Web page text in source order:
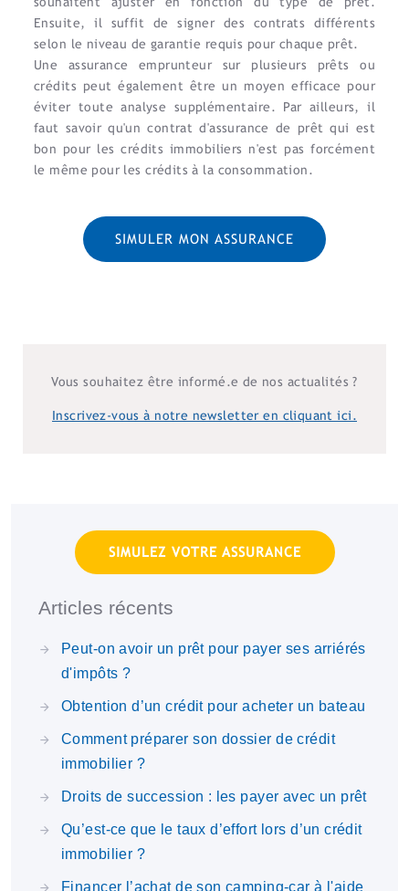
Ensuite, il suffit de signer des contrats différents
selon le niveau de garantie requis pour chaque prêt.
Une assurance emprunteur sur plusieurs prêts ou
crédits peut également être un moyen efficace pour
éviter toute analyse supplémentaire. Par ailleurs, il
faut savoir qu'un contrat d'assurance de prêt qui est
bon pour les crédits immobiliers n'est pas forcément
le même pour les crédits à la consommation.
SIMULER MON ASSURANCE
Vous souhaitez être informé.e de nos actualités ?
Inscrivez-vous à notre newsletter en cliquant ici.
SIMULEZ VOTRE ASSURANCE
Articles récents
Peut-on avoir un prêt pour payer ses arriérés
d'impôts ?
Obtention d’un crédit pour acheter un bateau
Comment préparer son dossier de crédit
immobilier ?
Droits de succession : les payer avec un prêt
Qu’est-ce que le taux d’effort lors d’un crédit
immobilier ?
Financer l’achat de son camping-car à l'aide